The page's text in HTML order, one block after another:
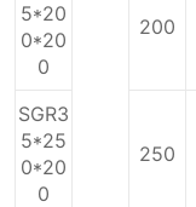
5*20
0*20
0
200
SGR3
5*25
0*20
0
250